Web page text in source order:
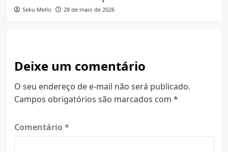
Seku Mello 28 de maio de 2026
Deixe um comentário
O seu endereço de e-mail não será publicado.
Campos obrigatórios são marcados com *
Comentário *